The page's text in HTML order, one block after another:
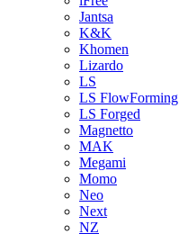
Jantsa
K&K
Khomen
Lizardo
LS
LS FlowForming
LS Forged
Magnetto
MAK
Megami
Momo
Neo
Next
NZ